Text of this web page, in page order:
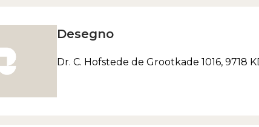
Desegno
Dr. C. Hofstede de Grootkade 1016, 9718